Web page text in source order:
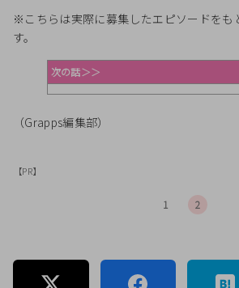
※こちらは実際に募集したエピソードをも
す。
次の話＞＞
（Grapps編集部）
【PR】
1 2